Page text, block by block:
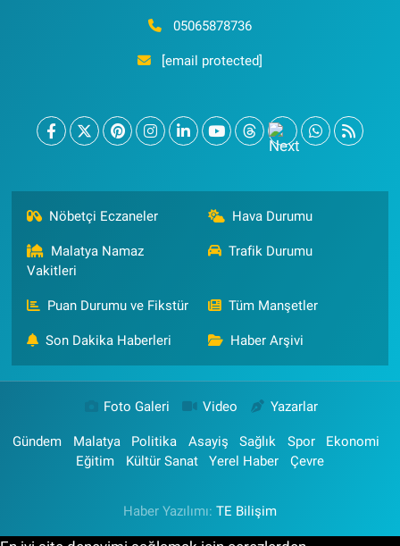
05065878736
[email protected]
Nöbetçi Eczaneler Hava Durumu
Malatya Namaz
Vakitleri
Trafik Durumu
Puan Durumu ve Fikstür Tüm Manşetler
Son Dakika Haberleri Haber Arşivi
Foto Galeri Video Yazarlar
Gündem Malatya Politika Asayiş Sağlık Spor
Ekonomi
Eğitim
Kültür Sanat Yerel Haber Çevre
Haber Yazılımı: TE Bilişim